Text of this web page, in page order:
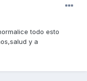
todo esto
y a